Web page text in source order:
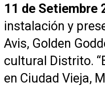
11 de Setiembre
instalación y
Avis, Golden
cultural Distrito.
en Ciudad Vieja,